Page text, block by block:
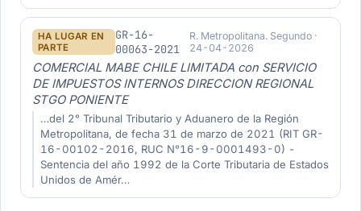
HA LUGAR EN
PARTE
GR-16-
00063-2021
R. Metropolitana. Segundo ·
24-04-2026
COMERCIAL MABE CHILE LIMITADA con SERVICIO
DE IMPUESTOS INTERNOS DIRECCION REGIONAL
STGO PONIENTE
…del 2° Tribunal Tributario y Aduanero de la Región
Metropolitana, de fecha 31 de marzo de 2021 (RIT GR-
16-00102-2016, RUC N°16-9-0001493-0) -
Sentencia del año 1992 de la Corte Tributaria de Estados
Unidos de Amér…